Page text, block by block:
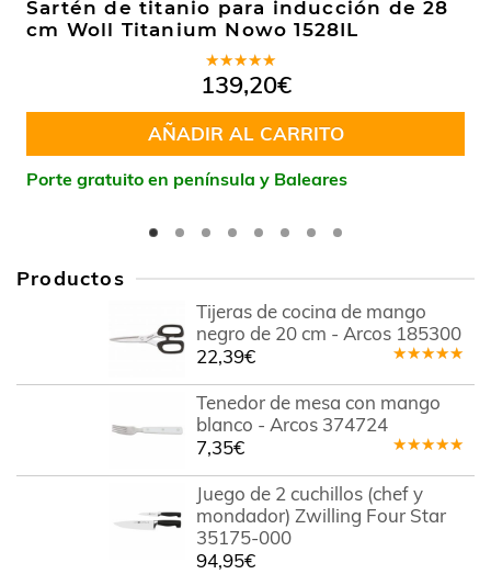
Sartén de titanio para inducción de 28
cm Woll Titanium Nowo 1528IL
Valorado
en4.60
de 5
139,20€
AÑADIR AL CARRITO
Porte gratuito en península y Baleares
Productos
Tijeras de cocina de mango
negro de 20 cm - Arcos 185300
en5.00de
5
22,39€
Tenedor de mesa con mango
blanco - Arcos 374724
en5.00de
5
7,35€
Juego de 2 cuchillos (chef y
mondador) Zwilling Four Star
35175-000
94,95€